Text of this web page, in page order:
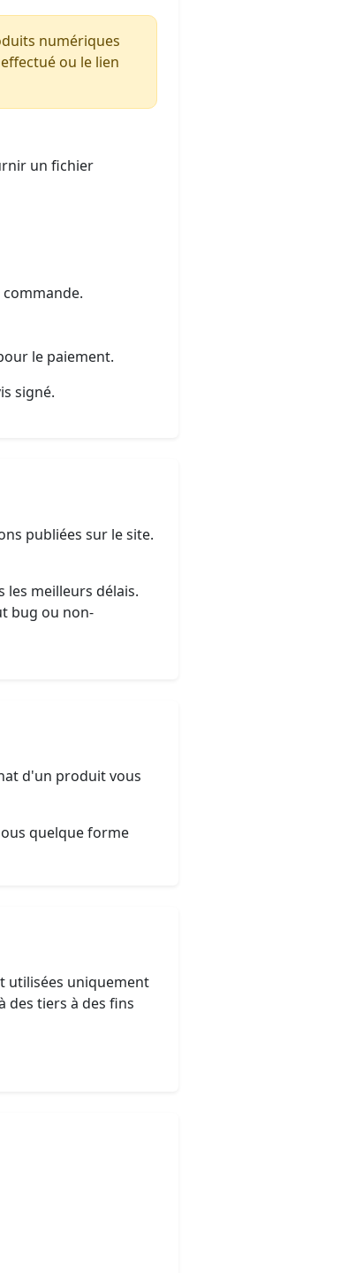
numériques
ou le lien
un fichier
le paiement.
signé.
publiées sur le site.
meilleurs délais.
bug ou non-
d'un produit vous
quelque forme
utilisées uniquement
des tiers à des fins